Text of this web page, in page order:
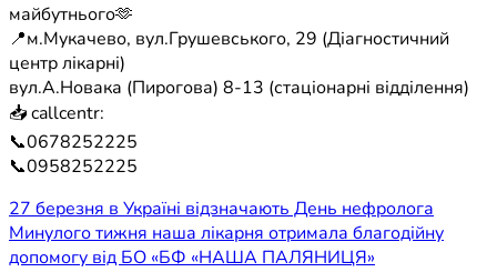
майбутнього🫶
📍м.Мукачево, вул.Грушевського, 29 (Діагностичний
центр лікарні)
вул.А.Новака (Пирогова) 8-13 (стаціонарні відділення)
📥 callcentr:
📞0678252225
📞0958252225
Навігація
записів
27 березня в Україні відзначають День нефролога
Минулого тижня наша лікарня отримала благодійну
допомогу від БО «БФ «НАША ПАЛЯНИЦЯ»